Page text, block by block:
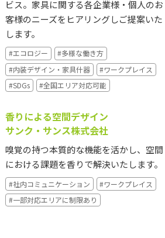
ビス。家具に関する各企業様・個人のお
客様のニーズをヒアリングしご提案いた
します。
#エコロジー
#多様な働き方
#内装デザイン・家具什器
#ワークプレイス
#SDGs
#全国エリア対応可能
香りによる空間デザイン
サンク・サンス株式会社
嗅覚の持つ本質的な機能を活かし、空間
における課題を香りで解決いたします。
#社内コミュニケーション
#ワークプレイス
#一部対応エリアに制限あり